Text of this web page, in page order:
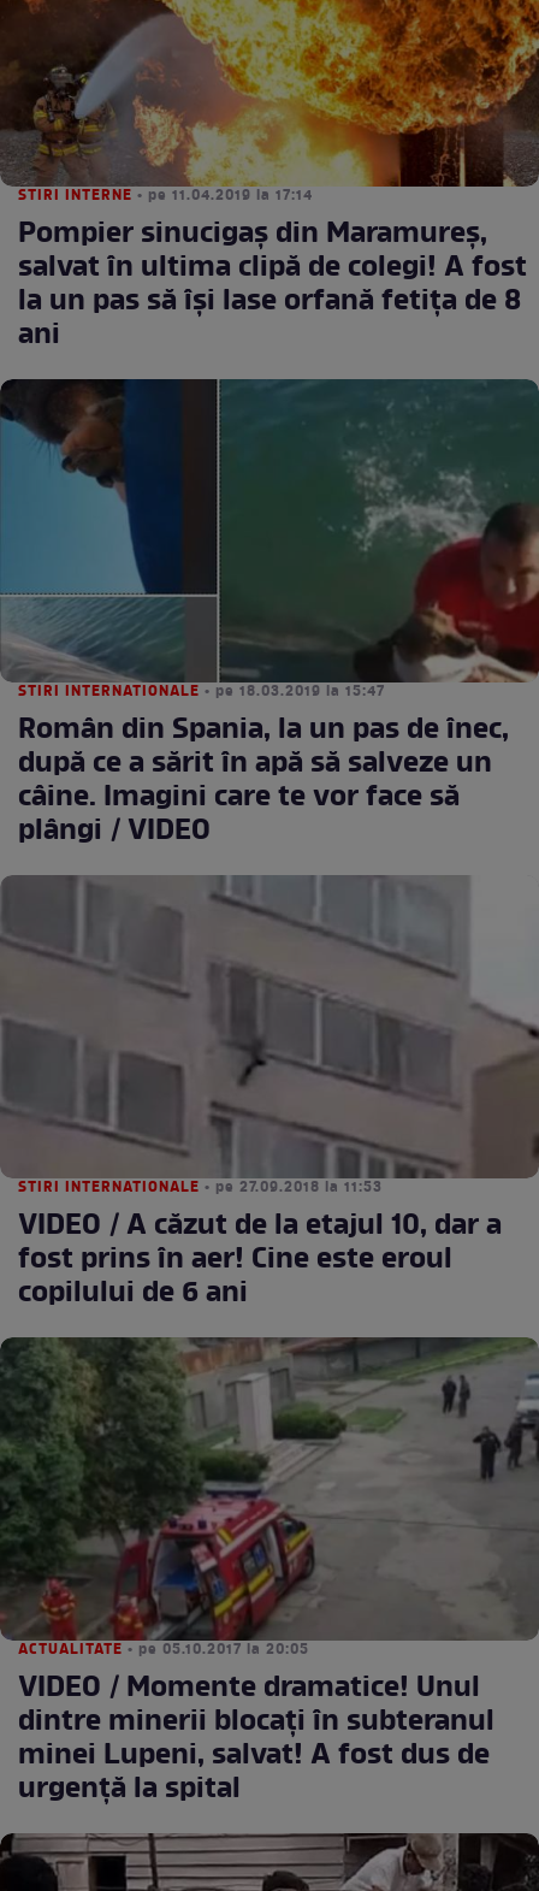
STIRI INTERNE • pe 11.04.2019 la 17:14
Pompier sinucigaș din Maramureș,
salvat în ultima clipă de colegi! A fost
la un pas să își lase orfană fetița de 8
ani
STIRI INTERNATIONALE • pe 18.03.2019 la 15:47
Român din Spania, la un pas de înec,
după ce a sărit în apă să salveze un
câine. Imagini care te vor face să
plângi / VIDEO
STIRI INTERNATIONALE • pe 27.09.2018 la 11:53
VIDEO / A căzut de la etajul 10, dar a
fost prins în aer! Cine este eroul
copilului de 6 ani
ACTUALITATE • pe 05.10.2017 la 20:05
VIDEO / Momente dramatice! Unul
dintre minerii blocaţi în subteranul
minei Lupeni, salvat! A fost dus de
urgenţă la spital